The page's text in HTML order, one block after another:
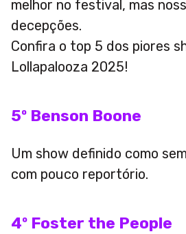
melhor no festival, mas
decepções.
Confira o top 5 dos piores
Lollapalooza 2025!
5º Benson Boone
Um show definido como
com pouco reportório.
4º Foster the People